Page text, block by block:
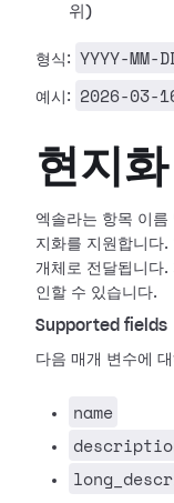
위)
형식: YYYY-MM-
예시: 2026-03-
현지화
엑솔라는 항목 이름
지화를 지원합니다
개체로 전달됩니다.
인할 수 있습니다.
Supported fields
다음 매개 변수에
name